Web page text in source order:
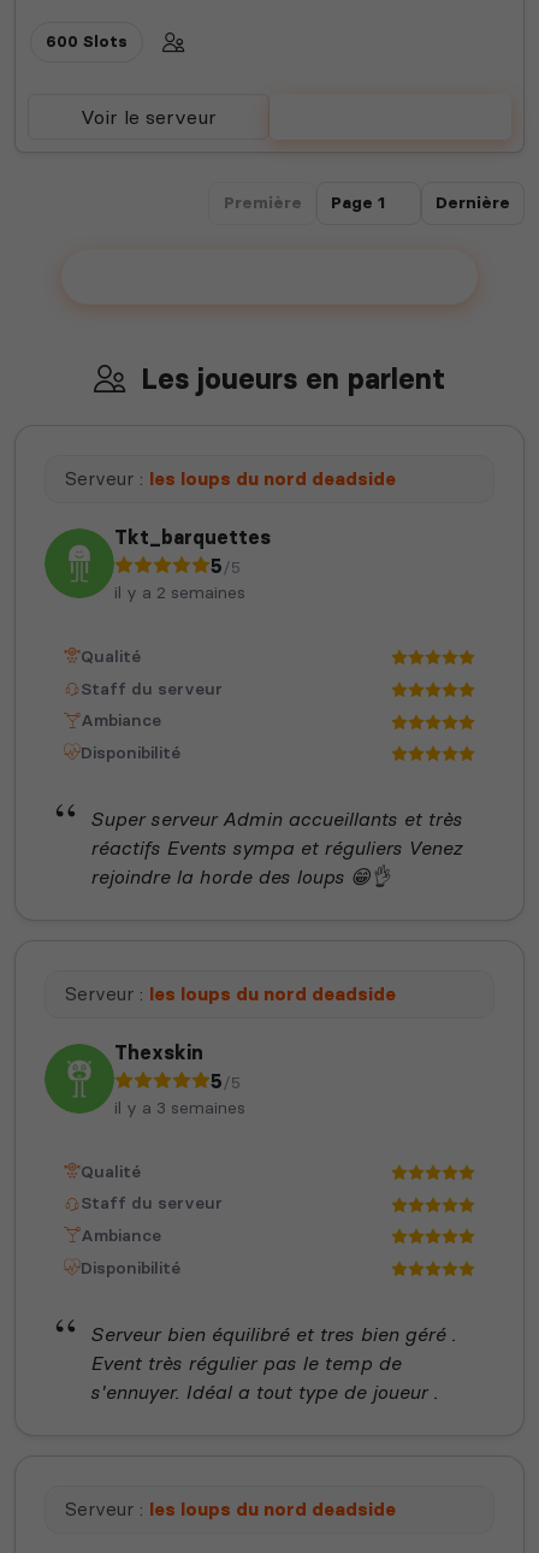
600 Slots
Voir le serveur
Première Dernière
Les joueurs en parlent
Serveur : les loups du nord deadside
Tkt_barquettes
5/5
il y a 2 semaines
Qualité
Staff du serveur
Ambiance
Disponibilité
Super serveur Admin accueillants et très
réactifs Events sympa et réguliers Venez
rejoindre la horde des loups 😁👌
Serveur : les loups du nord deadside
Thexskin
5/5
il y a 3 semaines
Qualité
Staff du serveur
Ambiance
Disponibilité
Serveur bien équilibré et tres bien géré .
Event très régulier pas le temp de
s'ennuyer. Idéal a tout type de joueur .
Serveur : les loups du nord deadside